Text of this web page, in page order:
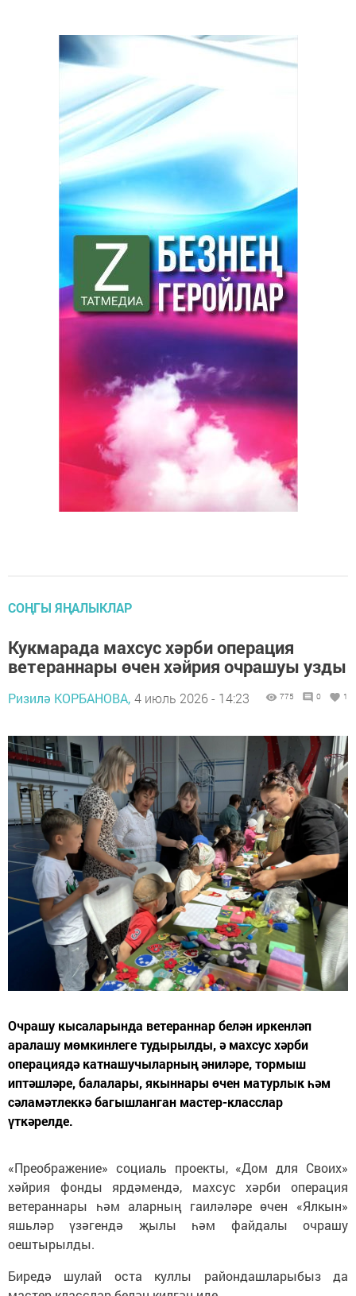
СОҢГЫ ЯҢАЛЫКЛАР
Кукмарада махсус хәрби операция
ветераннары өчен хәйрия очрашуы узды
Ризилә КОРБАНОВА, 4 июль 2026 - 14:23 775 0 1
Очрашу кысаларында ветераннар белән иркенләп
аралашу мөмкинлеге тудырылды, ә махсус хәрби
операциядә катнашучыларның әниләре, тормыш
иптәшләре, балалары, якыннары өчен матурлык һәм
сәламәтлеккә багышланган мастер-класслар
үткәрелде.
«Преображение» социаль проекты, «Дом для Своих»
хәйрия фонды ярдәмендә, махсус хәрби операция
ветераннары һәм аларның гаиләләре өчен «Ялкын»
яшьләр үзәгендә җылы һәм файдалы очрашу
оештырылды.
Биредә шулай оста куллы райондашларыбыз да